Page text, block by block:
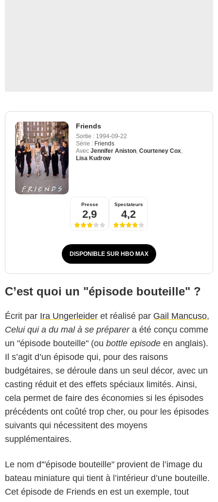
Friends
Sortie : 1994-09-22
Série : Friends
Avec Jennifer Aniston Courteney Cox
Lisa Kudrow
Presse
2,9
Spectateurs
4,2
DISPONIBLE SUR HBO MAX
C’est quoi un "épisode bouteille" ?
Écrit par Ira Ungerleider et réalisé par Gail Mancuso,
Celui qui a du mal à se préparera été conçu comme
un "épisode bouteille" (ou bottle episode en anglais).
Il s’agit d’un épisode qui, pour des raisons
budgétaires, se déroule dans un seul décor, avec un
casting réduit et des effets spéciaux limités. Ainsi,
cela permet de faire des économies si les épisodes
précédents ont coûté trop cher, ou pour les épisodes
suivants qui nécessitent des moyens
supplémentaires.
Le nom d'"épisode bouteille" provient de l’image du
bateau miniature qui tient à l’intérieur d’une bouteille.
Cet épisode de Friends en est un exemple, tout